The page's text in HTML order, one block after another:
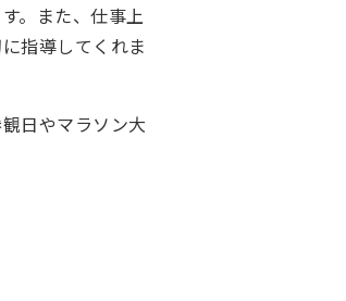
。また、仕事上
指導してくれま
日やマラソン大